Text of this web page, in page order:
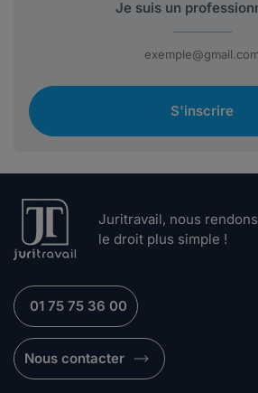
S'inscrire
Juritravail, nous rendons
le droit plus simple !
01 75 75 36 00
Nous contacter